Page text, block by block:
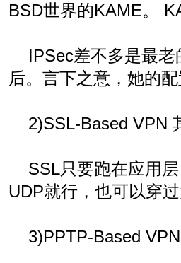
BSD世界的KAME。
IPSec差不多是最老
后。言下之意，她的
2)SSL-Based VPN
SSL只要跑在应用层
UDP就行，也可以穿
3)PPTP-Based VPN